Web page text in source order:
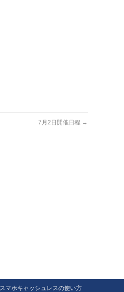
7月2日開催日程 →
スマホキャッシュレスの使い方